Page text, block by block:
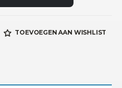
TOEVOEGEN AAN WISHLIST